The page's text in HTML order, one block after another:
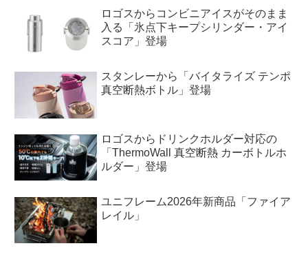
ロゴスからコンビニアイスがそのまま
入る「氷点下キープシリンダー・アイ
スコア」登場
スタンレーから「バイタライズ テンポ
真空断熱ボトル」登場
ロゴスからドリンクホルダー対応の
「ThermoWall 真空断熱 カーボトルホ
ルダー」登場
ユニフレーム2026年新商品「ファイア
レイル」